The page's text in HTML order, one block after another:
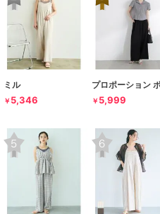
ミル
￥ 5,346 ￥ 5,999